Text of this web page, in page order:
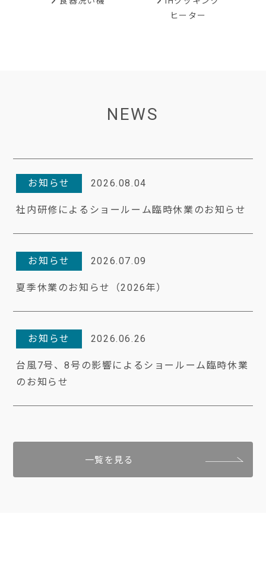
ヒーター
NEWS
お知らせ 2026.08.04
社内研修によるショールーム臨時休業のお知らせ
お知らせ 2026.07.09
夏季休業のお知らせ（2026年）
お知らせ 2026.06.26
台風7号、8号の影響によるショールーム臨時休業
のお知らせ
一覧を見る